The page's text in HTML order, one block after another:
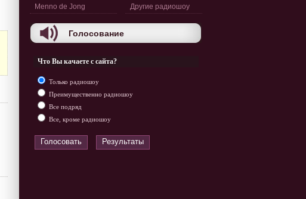
Menno de Jong
Другие радиошоу
Голосование
Что Вы качаете с сайта?
Только радиошоу
Преимущественно радиошоу
Все подряд
Все, кроме радиошоу
Голосовать Результаты